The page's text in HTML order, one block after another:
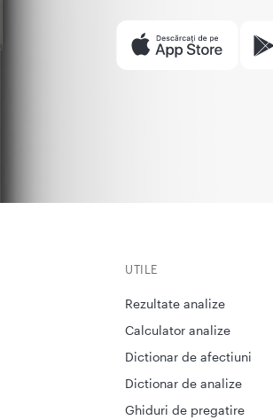
UTILE
Rezultate analize
Calculator analize
Dictionar de afectiuni
Dictionar de analize
Ghiduri de pregatire